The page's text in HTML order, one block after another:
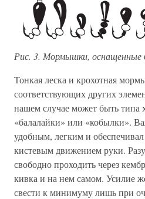
Рис. 3. Мормышки, оснащенные
Тонкая леска и крохотная
соответствующих других
нашем случае может быть типа
«балалайки» или «кобылки».
удобным, легким и
кистевым движением руки.
свободно проходить через
кивка и на нем самом. Усилие
свести к минимуму лишь при